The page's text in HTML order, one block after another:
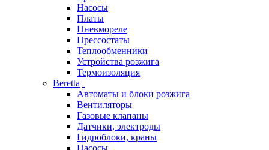
Насосы
Платы
Пневмореле
Прессостаты
Теплообменники
Устройства розжига
Термоизоляция
Beretta
Автоматы и блоки розжига
Вентиляторы
Газовые клапаны
Датчики, электроды
Гидроблоки, краны